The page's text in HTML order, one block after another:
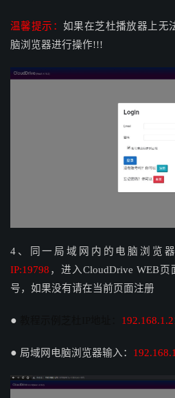
温馨提示： 如果在芝杜播放器上无
脑浏览器进行操作!!!
4、同一局域网内的电脑浏览
IP:19798 ，进入CloudDrive WEB
号，如果没有请在当前页面注册
●
● 局域网电脑浏览器输入：